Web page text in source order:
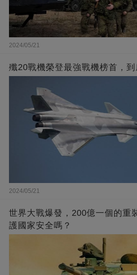
2024/05/21
殲20戰機榮登最強戰機榜首，到
2024/05/21
世界大戰爆發，200億一個的重
護國家安全嗎？